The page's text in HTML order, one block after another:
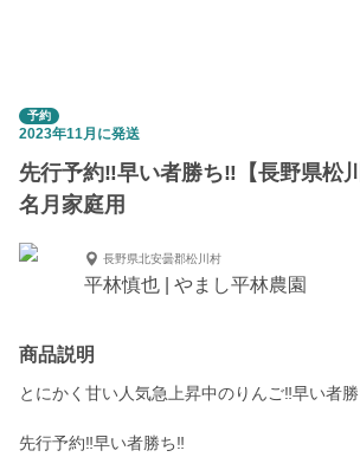
予約
2023年11月に発送
先行予約‼︎早い者勝ち‼︎【長野県松
名月家庭用
長野県北安曇郡松川村
平林慎也 | やまし平林農園
商品説明
とにかく甘い人気急上昇中のりんご‼︎早い者
先行予約‼︎早い者勝ち‼︎